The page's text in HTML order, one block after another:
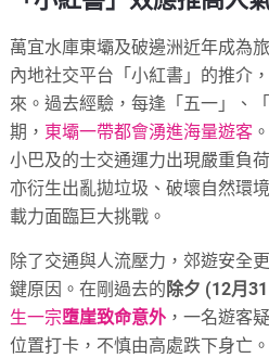
萬宜水庫東壩及破邊洲近年成為
內地社交平台「小紅書」的推介
來。過去經驗，每逢「五一」、
期， 東壩一帶都會湧進海量遊客
小巴及的士交通運力出現嚴重負
亦衍生出亂拋垃圾、破壞自然環
載力面臨巨大挑戰。
除了交通與人流壓力，郊遊安全
鍵原因。在剛過去的 除夕 (12月
生一宗墮崖致命意外 ，一名遊客
位置打卡，不慎由高處跌下身亡。